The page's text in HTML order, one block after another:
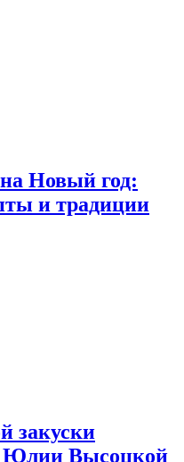
Новый год:
и традиции
закуски
Юлии Высоцкой